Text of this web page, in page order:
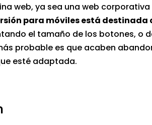
web, ya sea una web
para móviles está destinada
el tamaño de los botones, o
probable es que acaben
esté adaptada.